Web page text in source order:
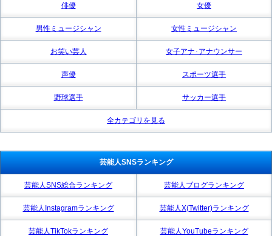
俳優 女優
男性ミュージシャン 女性ミュージシャン
お笑い芸人 女子アナ･アナウンサー
声優 スポーツ選手
野球選手 サッカー選手
全カテゴリを見る
芸能人SNSランキング
芸能人SNS総合ランキング 芸能人ブログランキング
芸能人Instagramランキング 芸能人X(Twitter)ランキング
芸能人TikTokランキング 芸能人YouTubeランキング